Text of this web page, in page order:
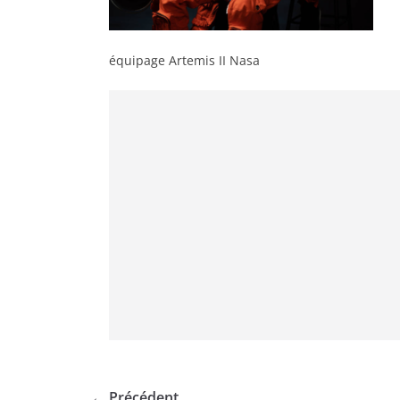
équipage Artemis II Nasa